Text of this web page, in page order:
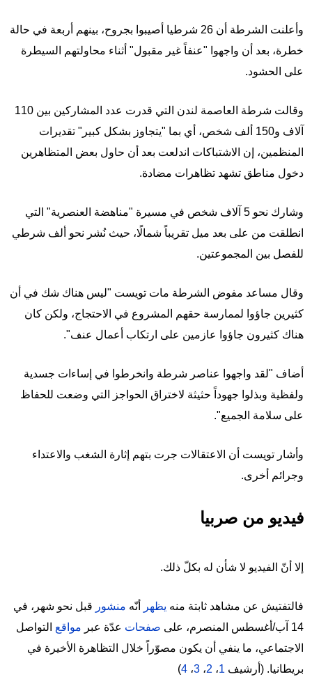
وأعلنت الشرطة أن 26 شرطيا أصيبوا بجروح، بينهم أربعة في حالة
خطرة، بعد أن واجهوا "عنفاً غير مقبول" أثناء محاولتهم السيطرة
على الحشود.
وقالت شرطة العاصمة لندن التي قدرت عدد المشاركين بين 110
آلاف و150 ألف شخص، أي بما "يتجاوز بشكل كبير" تقديرات
المنظمين، إن الاشتباكات اندلعت بعد أن حاول بعض المتظاهرين
دخول مناطق تشهد تظاهرات مضادة.
وشارك نحو 5 آلاف شخص في مسيرة "مناهضة العنصرية" التي
انطلقت من على بعد ميل تقريباً شمالًا، حيث نُشر نحو ألف شرطي
للفصل بين المجموعتين.
وقال مساعد مفوض الشرطة مات تويست "ليس هناك شك في أن
كثيرين جاؤوا لممارسة حقهم المشروع في الاحتجاج، ولكن كان
هناك كثيرون جاؤوا عازمين على ارتكاب أعمال عنف".
أضاف "لقد واجهوا عناصر شرطة وانخرطوا في إساءات جسدية
ولفظية وبذلوا جهوداً حثيثة لاختراق الحواجز التي وضعت للحفاظ
على سلامة الجميع".
وأشار تويست أن الاعتقالات جرت بتهم إثارة الشغب والاعتداء
وجرائم أخرى.
فيديو من صربيا
إلا أنّ الفيديو لا شأن له بكلّ ذلك.
فالتفتيش عن مشاهد ثابتة منه يظهر أنّه منشور قبل نحو شهر، في
14 آب/أغسطس المنصرم، على
صفحات عدّة عبر مواقع التواصل
الاجتماعي، ما ينفي أن يكون مصوّراً خلال التظاهرة الأخيرة في
بريطانيا. (أرشيف 1، 2، 3، 4
)